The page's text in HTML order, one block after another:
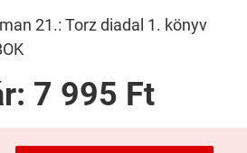
21.: Torz diadal 1. könyv
7 995 Ft